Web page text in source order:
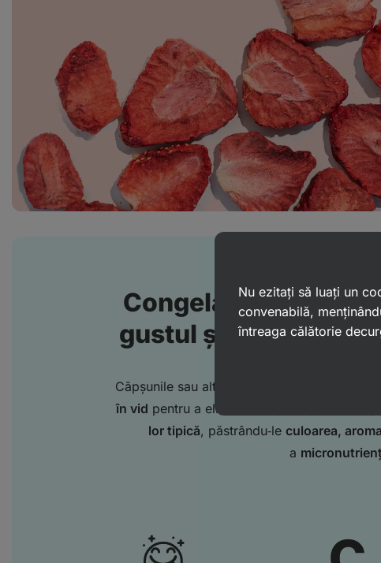
Congelarea rapidă
gustul și conținutul
Căpșunile sau alte fructe sunt supuse
în vid pentru a elimina complet apa. Acest
lor tipică, păstrându‑le culoarea,
a
Nu ezitați să luați un
convenabilă,
întreaga călătorie